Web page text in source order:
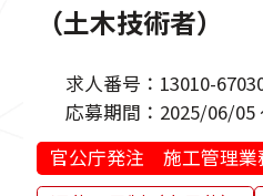
（土木技術者）
求人番号： 13010-
応募期間： 2025/06/05
官公庁発注 施工管理業